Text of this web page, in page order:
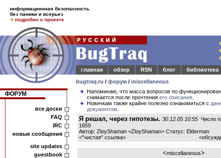
информационная безопасность
без паники и всерьез
подробно о проекте
главная обзор RSN блог
библиотека
bugtraq.ru / форум / miscellaneous
ФОРУМ
все доски
FAQ
IRC
новые сообщения
site updates
guestbook
Напоминаю, что масса вопросов по
снимается после прочтения его описания
Новичкам также крайне полезно ознакомиться с
документом
Я решал, через гипотезы. 30.12.05 10:55 Число
1659
Автор: ZloyShaman <ZloyShaman> Статус: Elderman
<"чистая" ссылка>
<miscellaneous>